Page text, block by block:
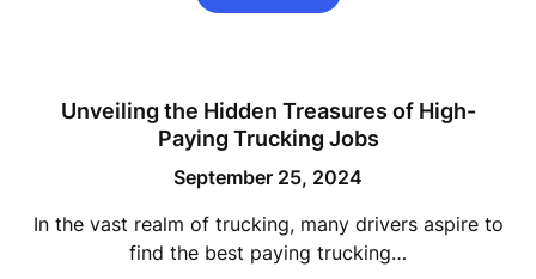
Unveiling the Hidden Treasures of High-
Paying Trucking Jobs
September 25, 2024
In the vast realm of trucking, many drivers aspire to
find the best paying trucking…